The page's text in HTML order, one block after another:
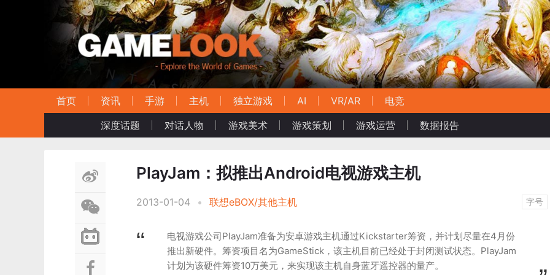
首页 资讯 手游 主机 独立游戏 AI VR/AR
电竞
深度话题
对话人物 游戏美术 游戏策划 游戏运营 数据报告
PlayJam：拟推出Android电视游戏主机
2013-01-04 • 联想eBOX/其他主机 字号
电视游戏公司PlayJam准备为安卓游戏主机通过Kickstarter筹资，并计划尽量在4月份
推出新硬件。筹资项目名为GameStick，该主机目前已经处于封闭测试状态。PlayJam
计划为该硬件筹资10万美元，来实现该主机自身蓝牙遥控器的量产。